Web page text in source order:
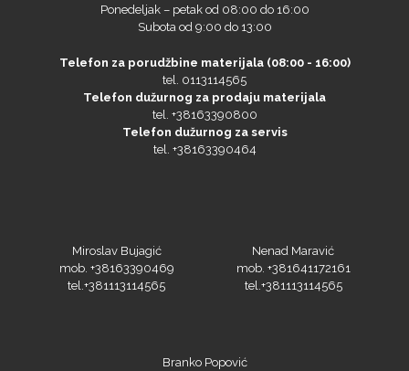
Ponedeljak – petak od 08:00 do 16:00
Subota od 9:00 do 13:00
Telefon za porudžbine materijala (08:00 - 16:00)
tel. 0113114565
Telefon dužurnog za prodaju materijala
tel. +38163390800
Telefon dužurnog za servis
tel. +38163390464
Miroslav Bujagić
mob. +38163390469
tel.+381113114565
Nenad Maravić
mob. +381641172161
tel.+381113114565
Branko Popović